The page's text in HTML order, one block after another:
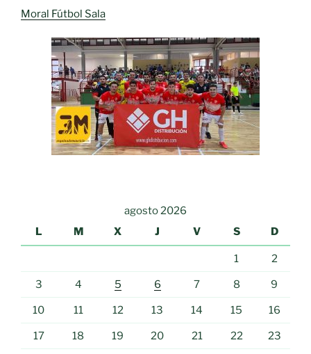
Moral Fútbol Sala
agosto 2026
L
M X J V S D
1 2
3 4 5 6 7 8 9
10 11 12 13 14 15 16
17 18 19 20 21 22 23